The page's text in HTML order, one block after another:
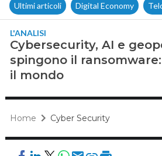
Ultimi articoli Digital Economy
L'ANALISI
Cybersecurity, AI e
spingono il
il mondo
Home Cyber Security